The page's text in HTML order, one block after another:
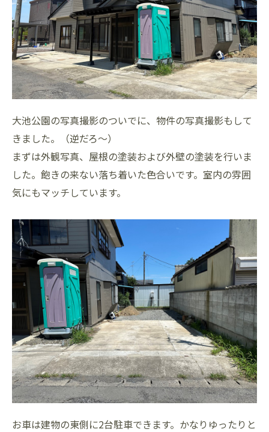
大池公園の写真撮影のついでに、物件の写真撮影もして
きました。（逆だろ～）
まずは外観写真、屋根の塗装および外壁の塗装を行いま
した。飽きの来ない落ち着いた色合いです。室内の雰囲
気にもマッチしています。
お車は建物の東側に2台駐車できます。かなりゆったりと